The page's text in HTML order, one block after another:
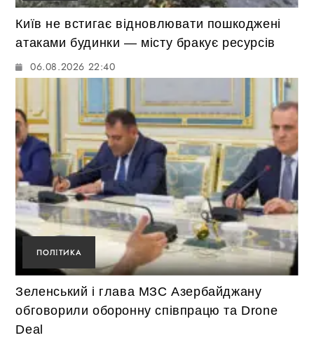
Київ не встигає відновлювати пошкоджені
атаками будинки — місту бракує ресурсів
06.08.2026 22:40
ПОЛІТИКА
Зеленський і глава МЗС Азербайджану
обговорили оборонну співпрацю та Drone
Deal